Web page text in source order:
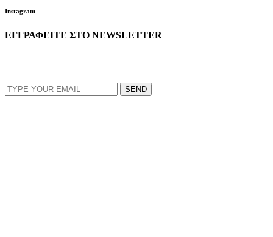
Instagram
ΕΓΓΡΑΦΕΙΤΕ ΣΤΟ NEWSLETTER